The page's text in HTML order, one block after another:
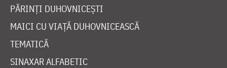
PĂRINȚI DUHOVNICEȘTI
MAICI CU VIAȚĂ DUHOVNICEASCĂ
TEMATICĂ
SINAXAR ALFABETIC